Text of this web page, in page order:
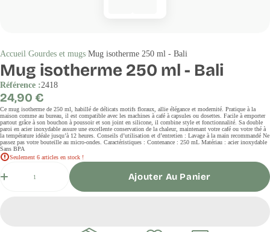
Accueil Gourdes et mugs Mug isotherme 250 ml - Bali
Mug isotherme 250 ml - Bali
Référence :2418
Prix
régulier
24,90 €
Ce mug isotherme de 250 ml, habillé de délicats motifs floraux, allie élégance et modernité. Pratique à la
maison comme au bureau, il est compatible avec les machines à café à capsules ou dosettes. Facile à emporter
partout grâce à son bouchon à poussoir et son joint en silicone, il combine style et fonctionnalité. Sa double
paroi en acier inoxydable assure une excellente conservation de la chaleur, maintenant votre café ou votre thé à
la température idéale jusqu’à 12 heures. Conseils d’utilisation et d’entretien : Lavage à la main recommandé Ne
passez pas votre bouteille au micro-ondes. Caractéristiques : Contenance : 250 mL Matériau : acier inoxydable
Sans BPA
Seulement 6 articles en stock !
Ajouter Au Panier